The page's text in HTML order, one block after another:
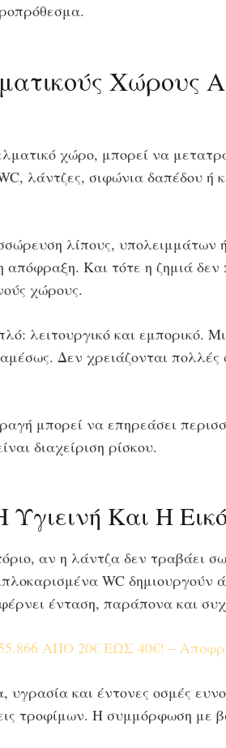
Χώρους
χώρο, μπορεί να
λάντζες, σιφώνια δαπέδου ή
λίπους, υπολειμμάτων
Και τότε η ζημιά
χώρους.
λειτουργικό και
Δεν χρειάζονται
μπορεί να επηρεάσει
διαχείριση ρίσκου.
Και Η
αν η λάντζα δεν τραβάει
WC δημιουργούν
ένταση, παράπονα και
ΑΠΟ 20€ ΕΩΣ 40€! –
υγρασία και έντονες οσμές
τροφίμων. Η συμμόρφωση με